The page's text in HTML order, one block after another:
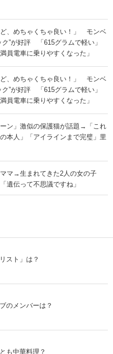
ど、めちゃくちゃ良い！」 モンベ
ク”が好評 「615グラムで軽い」
員電車に乗りやすくなった」
ど、めちゃくちゃ良い！」 モンベ
ク”が好評 「615グラムで軽い」
員電車に乗りやすくなった」
ーン」激似の保護猫が話題→「これ
本人」「アイラインまで完璧」里
マ→生まれてきた2人の女の子
伝って不思議ですね」
スト」は？
のメンバーは？
も中華料理？